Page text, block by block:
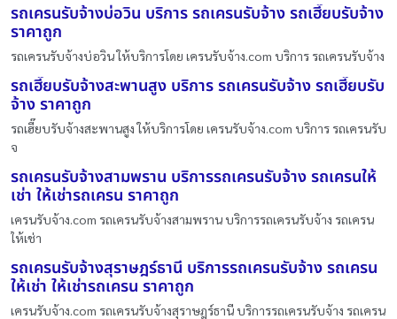
รถเครนรับจ้างบ่อวิน บริการ รถเครนรับจ้าง รถเฮี๊ยบรับจ้าง
ราคาถูก
รถเครนรับจ้างบ่อวิน ให้บริการโดย เครนรับจ้าง.com บริการ รถเครนรับจ้าง
รถเฮี๊ยบรับจ้างสะพานสูง บริการ รถเครนรับจ้าง รถเฮี๊ยบรับ
จ้าง ราคาถูก
รถเฮี๊ยบรับจ้างสะพานสูง ให้บริการโดย เครนรับจ้าง.com บริการ รถเครนรับ
จ
รถเครนรับจ้างสามพราน บริการรถเครนรับจ้าง รถเครนให้
เช่า ให้เช่ารถเครน ราคาถูก
เครนรับจ้าง.com รถเครนรับจ้างสามพราน บริการรถเครนรับจ้าง รถเครน
ให้เช่า
รถเครนรับจ้างสุราษฎร์ธานี บริการรถเครนรับจ้าง รถเครน
ให้เช่า ให้เช่ารถเครน ราคาถูก
เครนรับจ้าง.com รถเครนรับจ้างสุราษฎร์ธานี บริการรถเครนรับจ้าง รถเครน